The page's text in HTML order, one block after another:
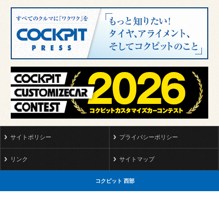
サイトポリシー プライバシーポリシー
リンク サイトマップ
コクピット 西部